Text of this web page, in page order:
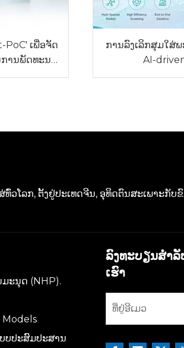
PoC' ເພື່ອຈັດ
ານພັດທະນາ
ນ.
ການລົງເລິກສຸມໃສ່
AI-
ວໂລກ, ຕັ້ງຢູ່ປະເທດຈີນ, ອຸທິດຕົນສະເພາະກັບ
ະນຸດ (NHP).
Models
ບປະສົມປະສານ
ລົງທະບຽນສໍາ
ເຮົາ